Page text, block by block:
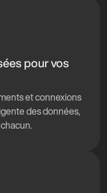
pour vos
et connexions
des données,